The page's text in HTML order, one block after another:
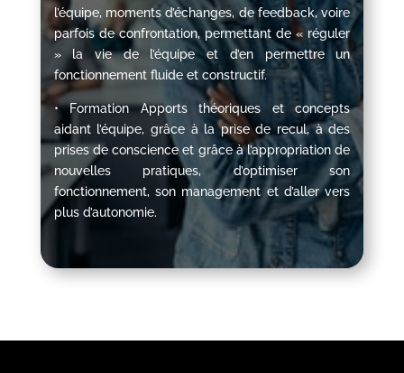
l’équipe, moments d’échanges, de feedback, voire
parfois de confrontation, permettant de « réguler
» la vie de l’équipe et d’en permettre un
fonctionnement fluide et constructif.
• Formation Apports théoriques et concepts
aidant l’équipe, grâce à la prise de recul, à des
prises de conscience et grâce à l’appropriation de
nouvelles pratiques, d’optimiser son
fonctionnement, son management et d’aller vers
plus d’autonomie.